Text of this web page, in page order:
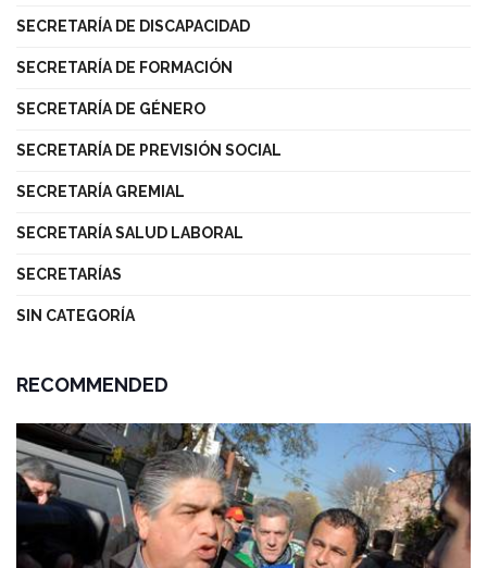
SECRETARÍA DE DISCAPACIDAD
SECRETARÍA DE FORMACIÓN
SECRETARÍA DE GÉNERO
SECRETARÍA DE PREVISIÓN SOCIAL
SECRETARÍA GREMIAL
SECRETARÍA SALUD LABORAL
SECRETARÍAS
SIN CATEGORÍA
RECOMMENDED